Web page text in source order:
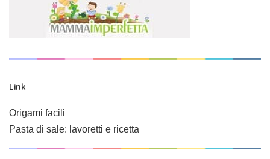
Link
Origami facili
Pasta di sale: lavoretti e ricetta